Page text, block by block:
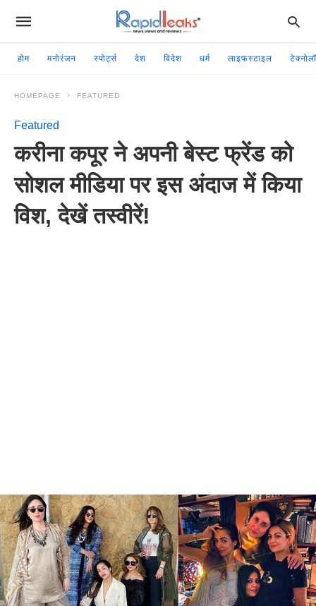
होम मनोरंजन स्पोर्ट्स देश विदेश धर्म लाइफस्टाइल
HOMEPAGE FEATURED
Featured
करीना कपूर ने अपनी बेस्ट फ्रेंड को
सोशल मीडिया पर इस अंदाज में किया
विश, देखें तस्वीरें!